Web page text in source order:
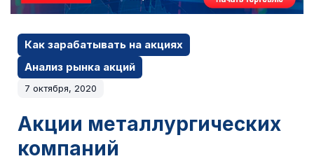
Как зарабатывать на акциях
Анализ рынка акций
7 октября, 2020
Акции металлургических
компаний